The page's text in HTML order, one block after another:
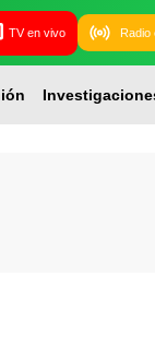
TV en vivo Radio